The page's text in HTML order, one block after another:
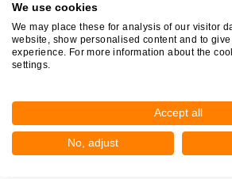
Autosloperijen in de
Wauderickweg 1
6545CK Nijmegen
Op 0,11 km afstand
We use cookies
We may place these for analysis of our visitor
website, show personalised content and to
experience. For more information about the
settings.
Accept all
No, adjust